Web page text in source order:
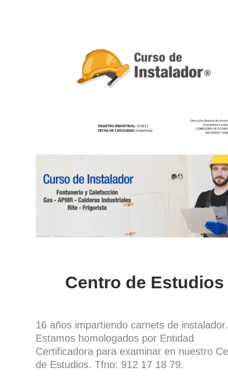
Centro de Estudios
16 años impartiendo carnets de instalador.
Estamos homologados por Entidad
Certificadora para examinar en nuestro
de Estudios. Tfno: 912 17 18 79.